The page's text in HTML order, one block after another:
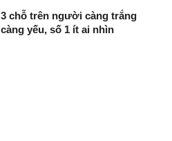
3 chỗ trên người càng trắng
càng yếu, số 1 ít ai nhìn